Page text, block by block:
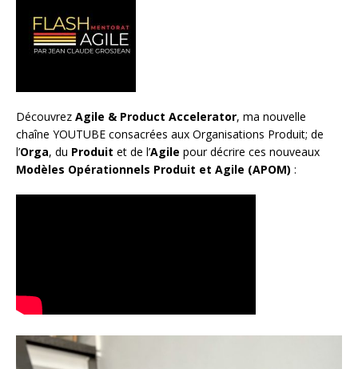
Découvrez Agile & Product Accelerator, ma nouvelle
chaîne YOUTUBE consacrées aux Organisations Produit; de
l’Orga, du Produit et de l’Agile pour décrire ces nouveaux
Modèles Opérationnels Produit et Agile (APOM) :